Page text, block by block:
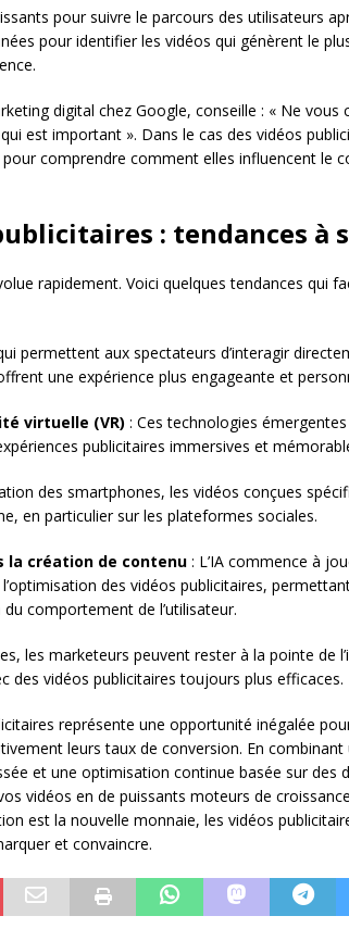
pour suivre le parcours des utilisateurs
pour identifier les vidéos qui génèrent le
digital chez Google, conseille : « Ne vous
est important ». Dans le cas des vidéos
comprendre comment elles influencent le
: tendances à
rapidement. Voici quelques tendances qui
permettent aux spectateurs d’interagir
une expérience plus engageante et
virtuelle (VR) : Ces technologies
publicitaires immersives et
des smartphones, les vidéos conçues
en particulier sur les plateformes sociales.
la création de contenu : L’IA commence à
des vidéos publicitaires,
comportement de l’utilisateur.
les marketeurs peuvent rester à la pointe de
des vidéos publicitaires toujours plus efficaces.
représente une opportunité inégalée
leurs taux de conversion. En
et une optimisation continue basée sur des
vidéos en de puissants moteurs de
est la nouvelle monnaie, les vidéos
et convaincre.